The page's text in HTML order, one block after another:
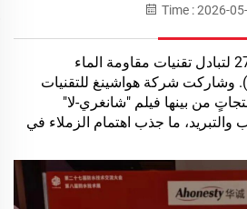
Time : 2026-
اختتمت بنجاح المؤتمر الـ27 لتبادل تقنيات مقاومة الماء
بـ"مؤتمر 518"). وشاركت شركة هواشينغ للتقنيات
من بينها فيلم "شانغري-لا"
والتبريد، ما جذب اهتمام الزملاء في